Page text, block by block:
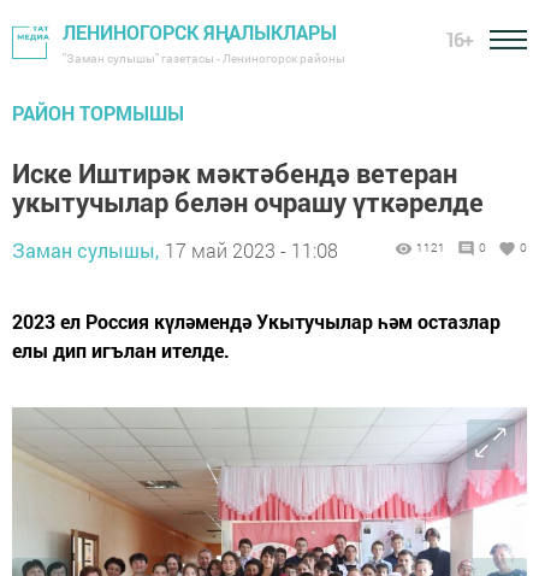
ЛЕНИНОГОРСК ЯҢАЛЫКЛАРЫ
"Заман сулышы" газетасы - Лениногорск районы
16+
РАЙОН ТОРМЫШЫ
Иске Иштирәк мәктәбендә ветеран
укытучылар белән очрашу үткәрелде
Заман сулышы, 17 май 2023 - 11:08 1121 0 0
2023 ел Россия күләмендә Укытучылар һәм остазлар
елы дип игълан ителде.